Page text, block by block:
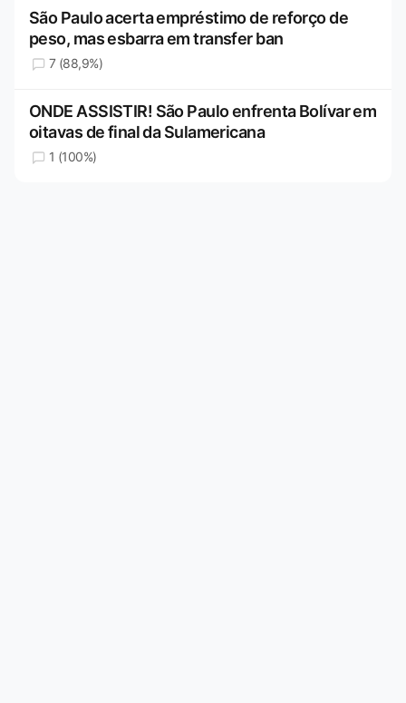
São Paulo acerta empréstimo de reforço de
peso, mas esbarra em transfer ban
7 (88,9%)
ONDE ASSISTIR! São Paulo enfrenta Bolívar em
oitavas de final da Sulamericana
1 (100%)